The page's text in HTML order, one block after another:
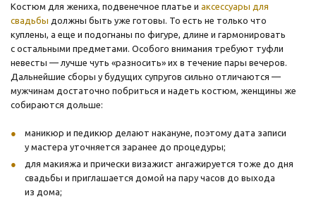
Костюм для жениха, подвенечное платье и аксессуары для
свадьбы должны быть уже готовы. То есть не только что
куплены, а еще и подогнаны по фигуре, длине и гармонировать
с остальными предметами. Особого внимания требуют туфли
невесты — лучше чуть «разносить» их в течение пары вечеров.
Дальнейшие сборы у будущих супругов сильно отличаются —
мужчинам достаточно побриться и надеть костюм, женщины же
собираются дольше:
маникюр и педикюр делают накануне, поэтому дата записи
у мастера уточняется заранее до процедуры;
для макияжа и прически визажист ангажируется тоже до дня
свадьбы и приглашается домой на пару часов до выхода
из дома;